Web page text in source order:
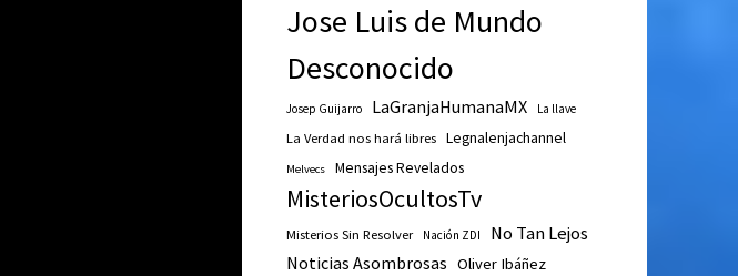
Jose Luis de Mundo
Desconocido
Josep Guijarro LaGranjaHumanaMX La llave
La Verdad nos hará libres Legnalenjachannel
Melvecs Mensajes Revelados
MisteriosOcultosTv
Misterios Sin Resolver Nación ZDI No Tan Lejos
Noticias Asombrosas Oliver Ibáñez